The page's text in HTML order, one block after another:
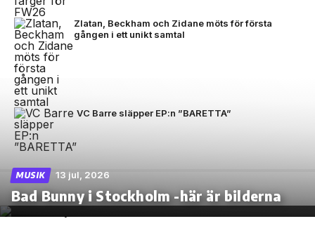
Zlatan, Beckham och Zidane möts för första
gången i ett unikt samtal
VC Barre släpper EP:n ”BARETTA”
MUSIK 13 jul, 2026
Bad Bunny i Stockholm -här är bilderna